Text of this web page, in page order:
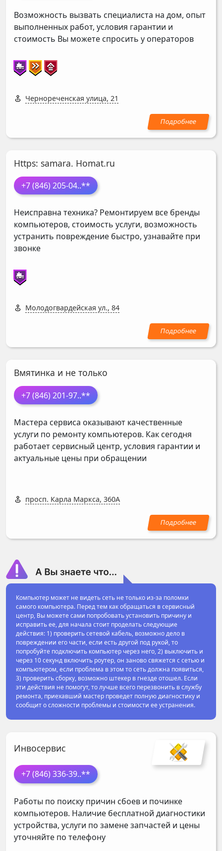
Возможность вызвать специалиста на дом, опыт
выполненных работ, условия гарантии и
стоимость Вы можете спросить у операторов
Чернореченская улица, 21
Https: samara. Homat.ru
+7 (846) 205-04..**
Неисправна техника? Ремонтируем все бренды
компьютеров, стоимость услуги, возможность
устранить повреждение быстро, узнавайте при
звонке
Молодогвардейская ул., 84
Вмятинка и не только
+7 (846) 201-97..**
Мастера сервиса оказывают качественные
услуги по ремонту компьютеров. Как сегодня
работает сервисный центр, условия гарантии и
актуальные цены при обращении
просп. Карла Маркса, 360А
Компьютер может не видеть сеть не только из-за поломки
самого компьютера. Перед тем как обращаться в сервисный
центр, Вы можете сами попробовать установить причину и
исправить ее, для начала стоит проделать следующие
действия: 1) проверить сетевой кабель, возможно дело в
повреждении его части, если есть другой под рукой, то
попробуйте подключить компьютер через него, 2) выключить и
через 10 секунд включить роутер, он заново свяжется с сетью и
компьютером, если проблема в этом то сеть должна появиться,
3) проверить сборку, возможно штекер в гнезде отошел. Если
эти действия не помогут, то лучше всего перезвонить в службу
ремонта, приехавший мастер проведет полную диагностику и
сообщит о сложности проблемы и стоимости ее устранения.
Инвосервис
+7 (846) 336-39..**
Работы по поиску причин сбоев и починке
компьютеров. Наличие бесплатной диагностики
устройства, услуги по замене запчастей и цены
уточняйте по телефону